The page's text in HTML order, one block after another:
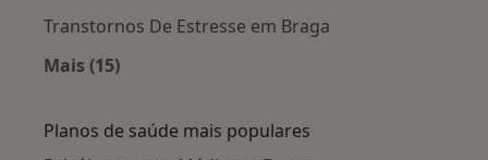
Transtornos De Estresse em Braga
Mais (15)
Planos de saúde mais populares